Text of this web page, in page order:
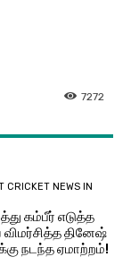
7272
CRICKET NEWS IN
கம்பீர் எடுத்த
விமர்சித்த தினேஷ்
நடந்த ஏமாற்றம்!